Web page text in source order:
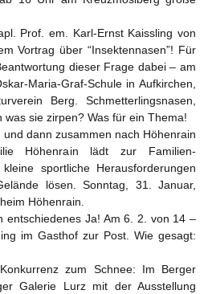
Prof. em. Karl-Ernst Kaissling von
Vortrag über “Insektennasen”! Für
dieser Frage dabei – am
Maria-Graf-Schule in Aufkirchen,
Berg. Schmetterlingsnasen,
sie zirpen? Was für ein Thema!
dann zusammen nach Höhenrain
Höhenrain lädt zur Familien-
sportliche Herausforderungen
lösen. Sonntag, 31. Januar,
Höhenrain.
entschiedenes Ja! Am 6. 2. von 14 –
im Gasthof zur Post. Wie gesagt:
zum Schnee: Im Berger
Galerie Lurz mit der Ausstellung